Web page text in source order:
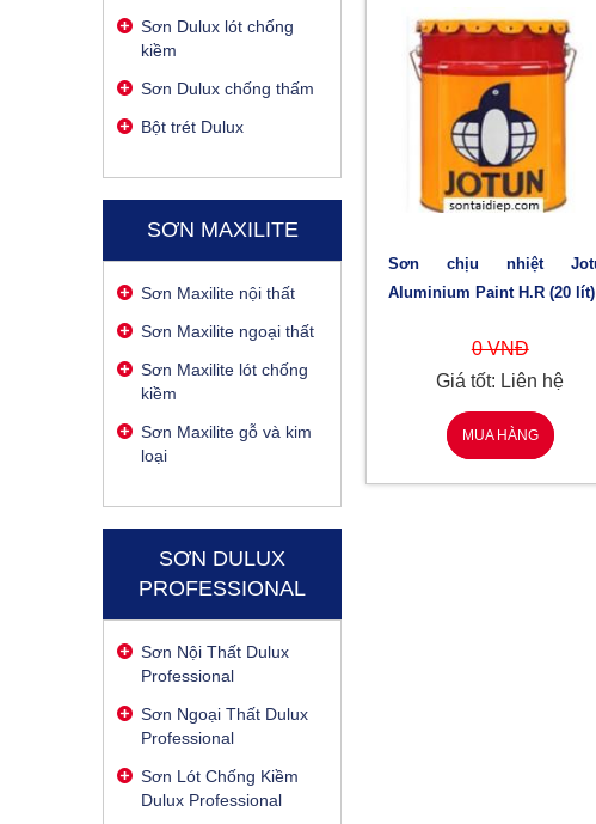
Sơn Dulux lót chống
kiềm
Sơn Dulux chống thấm
Bột trét Dulux
SƠN MAXILITE
Sơn Maxilite nội thất
Sơn Maxilite ngoại thất
Sơn Maxilite lót chống
kiềm
Sơn Maxilite gỗ và kim
loại
SƠN DULUX
PROFESSIONAL
Sơn Nội Thất Dulux
Professional
Sơn Ngoại Thất Dulux
Professional
Sơn Lót Chống Kiềm
Dulux Professional
Sơn chịu nhiệt Jotun
Aluminium Paint H.R (20 lít)
0 VNĐ
Giá tốt: Liên hệ
MUA HÀNG